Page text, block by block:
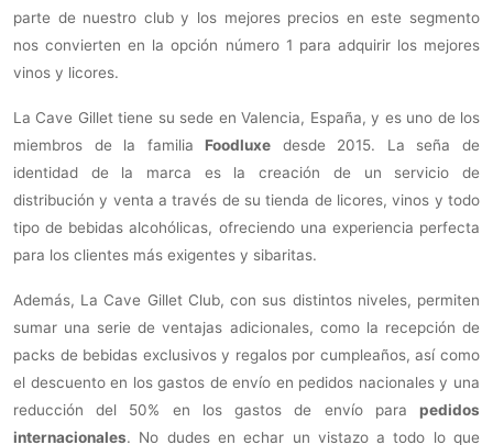
parte de nuestro club y los mejores precios en este segmento
nos convierten en la opción número 1 para adquirir los mejores
vinos y licores.
La Cave Gillet tiene su sede en Valencia, España, y es uno de los
miembros de la familiaFoodluxe desde 2015. La seña de
identidad de la marca es la creación de un servicio de
distribución y venta a través de su tienda de licores, vinos y todo
tipo de bebidas alcohólicas, ofreciendo una experiencia perfecta
para los clientes más exigentes y sibaritas.
Además, La Cave Gillet Club, con sus distintos niveles, permiten
sumar una serie de ventajas adicionales, como la recepción de
packs de bebidas exclusivos y regalos por cumpleaños, así como
el descuento en los gastos de envío en pedidos nacionales y una
reducción del 50% en los gastos de envío para pedidos
internacionales. No dudes en echar un vistazo a todo lo que